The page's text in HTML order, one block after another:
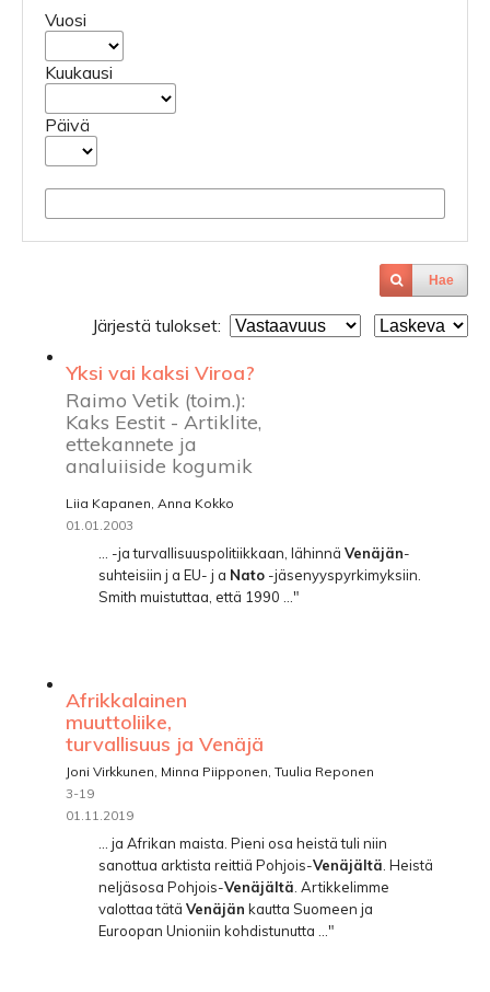
Vuosi
Kuukausi
Päivä
Hae
Järjestä tulokset:
Yksi vai kaksi Viroa?
Raimo Vetik (toim.):
Kaks Eestit - Artiklite,
ettekannete ja
analuiiside kogumik
Liia Kapanen, Anna Kokko
01.01.2003
... -ja turvallisuuspolitiikkaan, lähinnä Venäjän-
suhteisiin j a EU- j a Nato -jäsenyyspyrkimyksiin.
Smith muistuttaa, että 1990 ..."
Afrikkalainen
muuttoliike,
turvallisuus ja Venäjä
Joni Virkkunen, Minna Piipponen, Tuulia Reponen
3-19
01.11.2019
... ja Afrikan maista. Pieni osa heistä tuli niin
sanottua arktista reittiä Pohjois-Venäjältä . Heistä
neljäsosa Pohjois-Venäjältä . Artikkelimme
valottaa tätä Venäjän kautta Suomeen ja
Euroopan Unioniin kohdistunutta ..."